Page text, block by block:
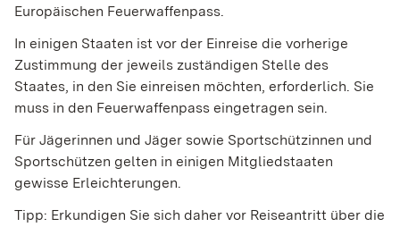
Europäischen Feuerwaffenpass.
In einigen Staaten ist vor der Einreise die vorherige
Zustimmung der jeweils zuständigen Stelle des
Staates, in den Sie einreisen möchten, erforderlich. Sie
muss in den Feuerwaffenpass eingetragen sein.
Für Jägerinnen und Jäger sowie Sportschützinnen und
Sportschützen gelten in einigen Mitgliedstaaten
gewisse Erleichterungen.
Tipp: Erkundigen Sie sich daher vor Reiseantritt über die